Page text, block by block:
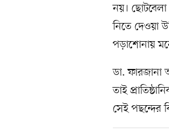
নয়।
নিতে দেওয়া
পড়াশোনায়
ডা. ফারজানা
তাই
সেই পছন্দের